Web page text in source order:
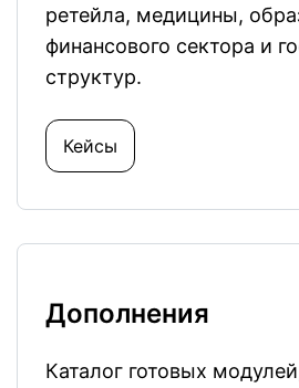
ретейла, медицины,
финансового сектора и
структур.
Кейсы
Дополнения
Каталог готовых